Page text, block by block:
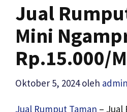
Jual
Mini
Rp.15.000/
Oktober 5, 2024 oleh admin
Jual Rumput Taman – Jual